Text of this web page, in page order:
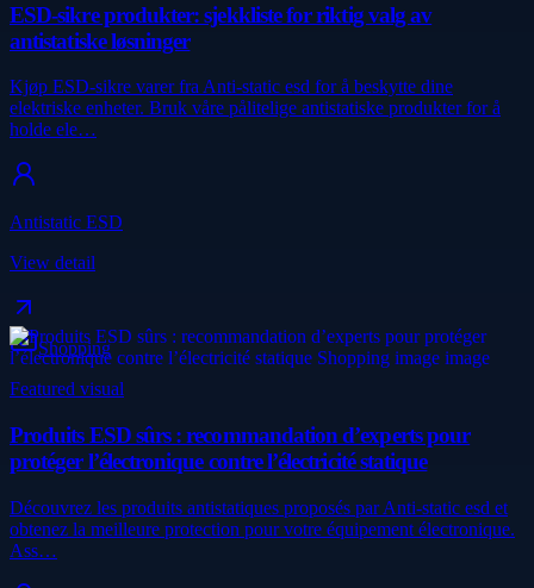
ESD-sikre produkter: sjekkliste for riktig valg av
antistatiske løsninger
Kjøp ESD-sikre varer fra Anti-static esd for å beskytte dine
elektriske enheter. Bruk våre pålitelige antistatiske produkter for å
holde ele…
Antistatic ESD
View detail
Shopping
Featured visual
Produits ESD sûrs : recommandation d’experts pour
protéger l’électronique contre l’électricité statique
Découvrez les produits antistatiques proposés par Anti-static esd et
obtenez la meilleure protection pour votre équipement électronique.
Ass…